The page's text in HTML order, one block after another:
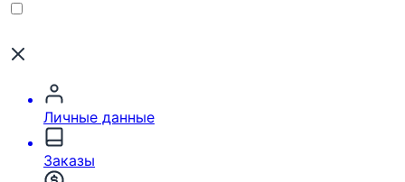
Личные данные
Заказы